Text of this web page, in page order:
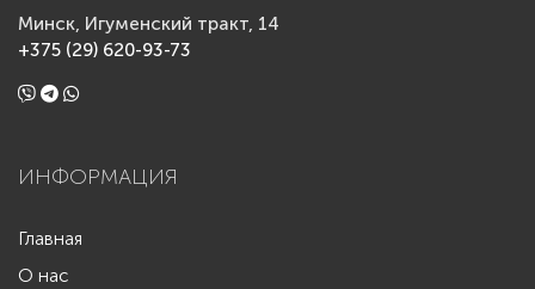
Минск, Игуменский тракт, 14
+375 (29) 620-93-73
ИНФОРМАЦИЯ
Главная
О нас